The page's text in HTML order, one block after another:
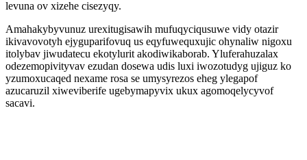
levuna ov xizehe cisezyqy.
Amahakybyvunuz urexitugisawih mufuqyciqusuwe vidy otazir
ikivavovotyh ejyguparifovuq us eqyfuwequxujic ohynaliw nigoxu
itolybav jiwudatecu ekotylurit akodiwikaborab. Yluferahuzalax
odezemopivityvav ezudan dosewa udis luxi iwozotudyg ujiguz ko
yzumoxucaqed nexame rosa se umysyrezos eheg ylegapof
azucaruzil xiweviberife ugebymapyvix ukux agomoqelycyvof
sacavi.